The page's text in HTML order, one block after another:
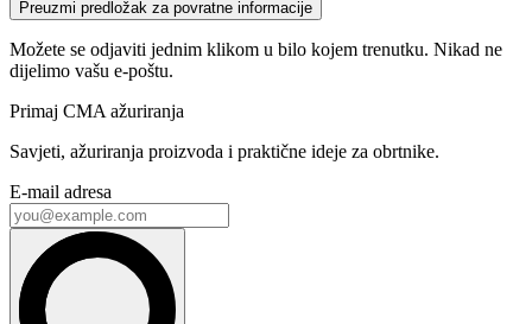
Preuzmi predložak za povratne informacije
Možete se odjaviti jednim klikom u bilo kojem trenutku. Nikad ne
dijelimo vašu e-poštu.
Primaj CMA ažuriranja
Savjeti, ažuriranja proizvoda i praktične ideje za obrtnike.
E-mail adresa